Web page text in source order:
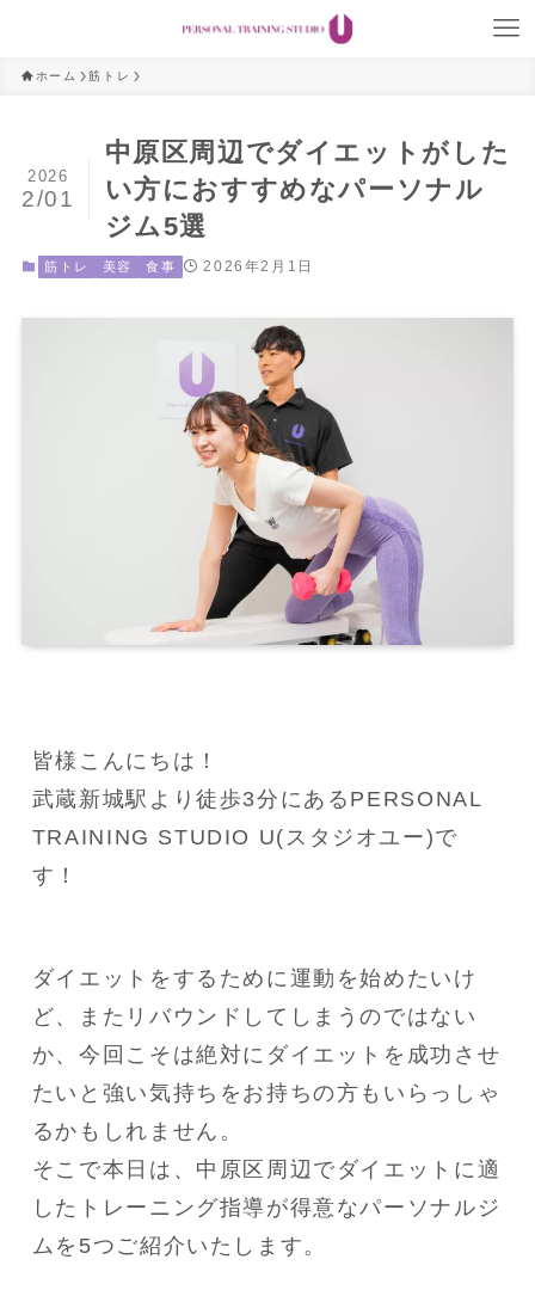
ホーム 筋トレ
中原区周辺でダイエットがした
い方におすすめなパーソナル
ジム5選
2026
2/01
筋トレ 美容 食事 2026年2月1日
皆様こんにちは！
武蔵新城駅より徒歩3分にあるPERSONAL
TRAINING STUDIO U(スタジオユー)で
す！
ダイエットをするために運動を始めたいけ
ど、またリバウンドしてしまうのではない
か、今回こそは絶対にダイエットを成功させ
たいと強い気持ちをお持ちの方もいらっしゃ
るかもしれません。
そこで本日は、中原区周辺でダイエットに適
したトレーニング指導が得意なパーソナルジ
ムを5つご紹介いたします。